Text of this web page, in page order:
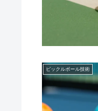
ピックルボール技術